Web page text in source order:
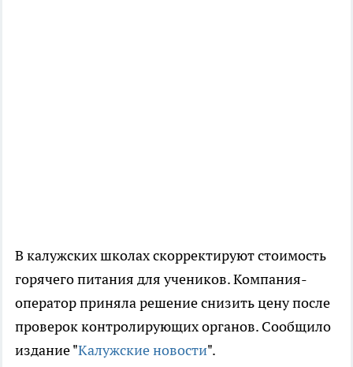
В калужских школах скорректируют стоимость
горячего питания для учеников. Компания-
оператор приняла решение снизить цену после
проверок контролирующих органов. Сообщило
издание "Калужские новости".